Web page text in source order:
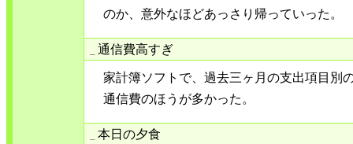
のか、意外なほどあっさり帰っていった。
通信費高すぎ
家計簿ソフトで、過去三ヶ月の支出項目別
通信費のほうが多かった。
本日の夕食